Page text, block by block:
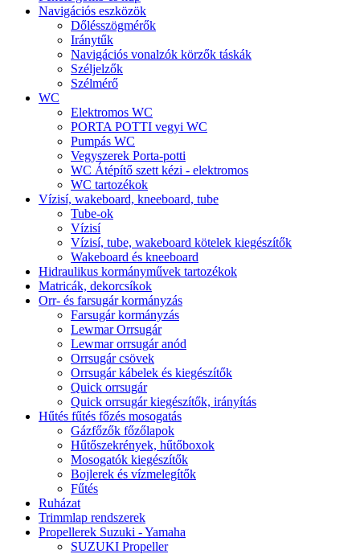
Navigációs eszközök
Dőlésszögmérők
Iránytűk
Navigációs vonalzók körzők táskák
Széljelzők
Szélmérő
WC
Elektromos WC
PORTA POTTI vegyi WC
Pumpás WC
Vegyszerek Porta-potti
WC Átépítő szett kézi - elektromos
WC tartozékok
Vízisí, wakeboard, kneeboard, tube
Tube-ok
Vízisí
Vízisí, tube, wakeboard kötelek kiegészítők
Wakeboard és kneeboard
Hidraulikus kormányművek tartozékok
Matricák, dekorcsíkok
Orr- és farsugár kormányzás
Farsugár kormányzás
Lewmar Orrsugár
Lewmar orrsugár anód
Orrsugár csövek
Orrsugár kábelek és kiegészítők
Quick orrsugár
Quick orrsugár kiegészítők, irányítás
Hűtés fűtés főzés mosogatás
Gázfőzők főzőlapok
Hűtőszekrények, hűtőboxok
Mosogatók kiegészítők
Bojlerek és vízmelegítők
Fűtés
Ruházat
Trimmlap rendszerek
Propellerek Suzuki - Yamaha
SUZUKI Propeller